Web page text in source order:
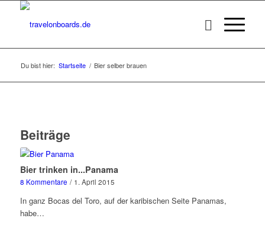
Du bist hier: Startseite / Bier selber brauen
Beiträge
Bier trinken in...Panama
8 Kommentare / 1. April 2015
In ganz Bocas del Toro, auf der karibischen Seite Panamas,
habe…